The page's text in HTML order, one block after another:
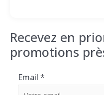
Recevez en
promotions
Email *